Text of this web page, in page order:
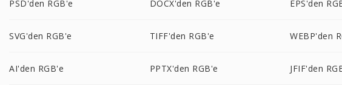
PSD'den RGB'e DOCX'den RGB'e EPS'den
SVG'den RGB'e TIFF'den RGB'e WEBP'den
AI'den RGB'e PPTX'den RGB'e JFIF'den